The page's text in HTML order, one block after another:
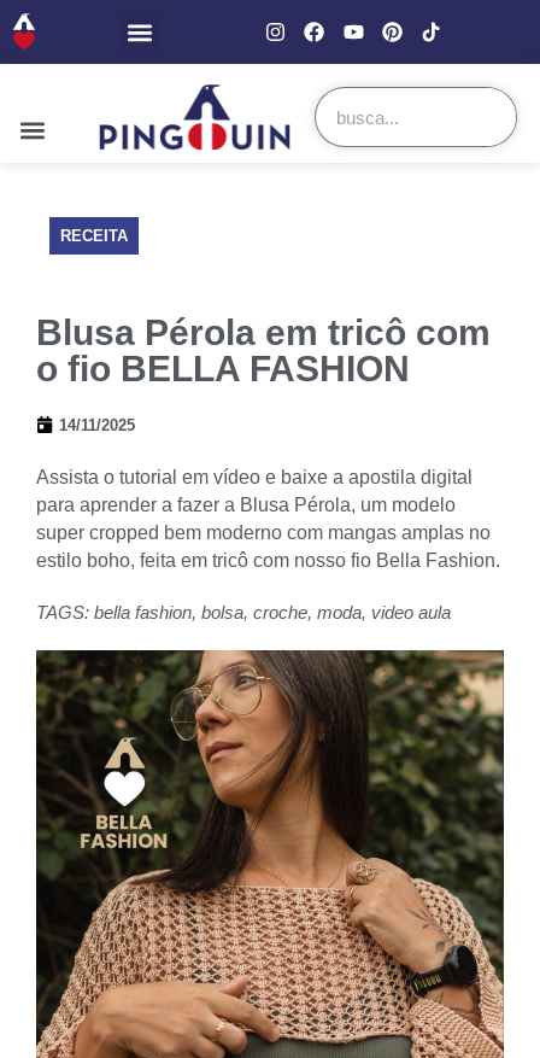
RECEITA
Blusa Pérola em tricô com
o fio BELLA FASHION
14/11/2025
Assista o tutorial em vídeo e baixe a apostila digital
para aprender a fazer a Blusa Pérola, um modelo
super cropped bem moderno com mangas amplas no
estilo boho, feita em tricô com nosso fio Bella Fashion.
TAGS: bella fashion, bolsa, croche, moda, video aula